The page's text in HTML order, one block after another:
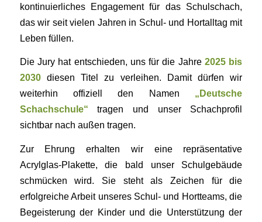
kontinuierliches Engagement für das Schulschach,
das wir seit vielen Jahren in Schul- und Hortalltag mit
Leben füllen.
Die Jury hat entschieden, uns für die Jahre2025 bis
2030diesen Titel zu verleihen. Damit dürfen wir
weiterhin offiziell den Namen „Deutsche
Schachschule“ tragen und unser Schachprofil
sichtbar nach außen tragen.
Zur Ehrung erhalten wir eine repräsentative
Acrylglas-Plakette, die bald unser Schulgebäude
schmücken wird. Sie steht als Zeichen für die
erfolgreiche Arbeit unseres Schul- und Hortteams, die
Begeisterung der Kinder und die Unterstützung der